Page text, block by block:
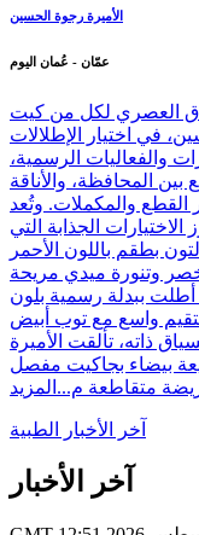
الأميرة رجوة الحسين
عمّان - عُمان اليوم
العصري لكل من كيت
في اختيار الإطلالات
والفعاليات الرسمية،
المحافظة، والأناقة
القطع والمكملات. وتُعد
الجذابة التي
بطقم باللون الأحمر
وتنورة ميدي مريحة
ببدلة رسمية بلون
واسع مع توب أبيض
ذاته، تألقت الأميرة
بيضاء بجاكيت مفصل
متقاطعة م... المزيد
آخر الأخبار الطبية
آخر الأخبار